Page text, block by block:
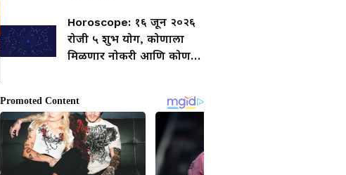
Horoscope: १६ जून २०२६
रोजी ५ शुभ योग, कोणाला
मिळणार नोकरी आणि कोण